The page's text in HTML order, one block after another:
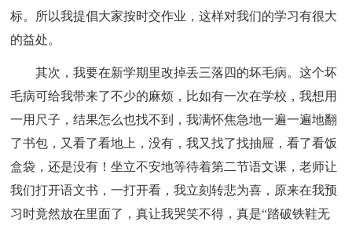
标。所以我提倡大家按时交作业，这样对我们的学习有很大
的益处。
其次，我要在新学期里改掉丢三落四的坏毛病。这个坏
毛病可给我带来了不少的麻烦，比如有一次在学校，我想用
一用尺子，结果怎么也找不到，我满怀焦急地一遍一遍地翻
了书包，又看了看地上，没有，我又找了找抽屉，看了看饭
盒袋，还是没有！坐立不安地等待着第二节语文课，老师让
我们打开语文书，一打开看，我立刻转悲为喜，原来在我预
习时竟然放在里面了，真让我哭笑不得，真是“踏破铁鞋无